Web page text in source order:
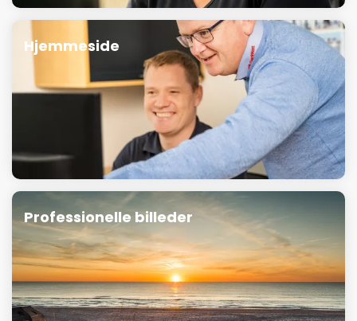
Hjemmeside
Professionelle billeder